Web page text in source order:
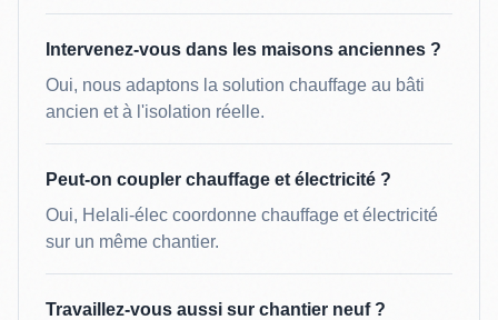
Intervenez-vous dans les maisons anciennes ?
Oui, nous adaptons la solution chauffage au bâti
ancien et à l'isolation réelle.
Peut-on coupler chauffage et électricité ?
Oui, Helali-élec coordonne chauffage et électricité
sur un même chantier.
Travaillez-vous aussi sur chantier neuf ?